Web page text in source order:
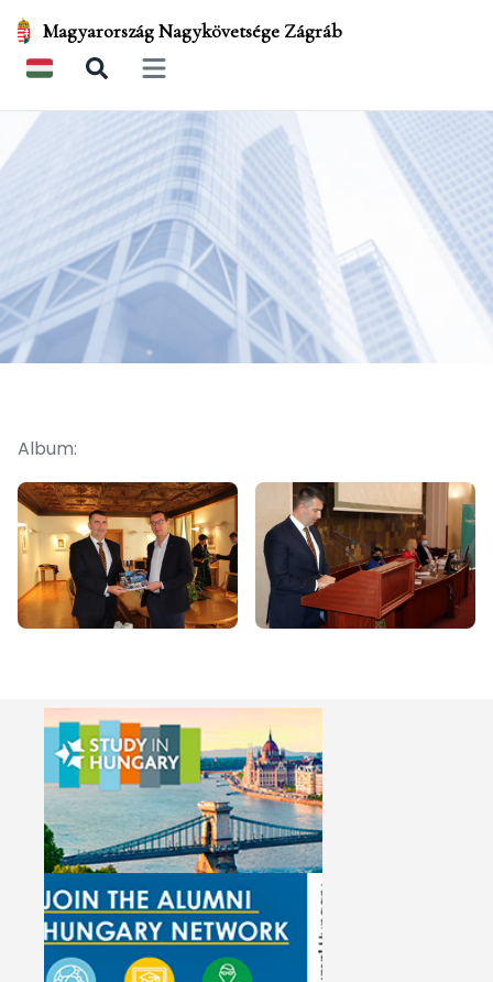
Magyarország Nagykövetsége Zágráb
Open main menu
Album: